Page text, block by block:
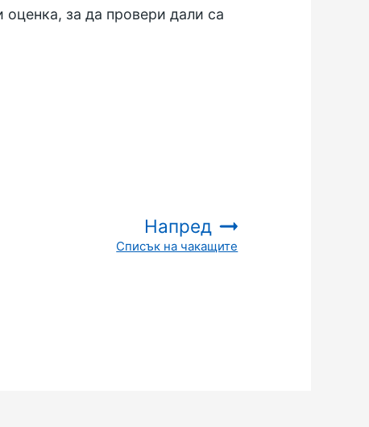
за да провери дали са
Напред
:
Списък на чакащите